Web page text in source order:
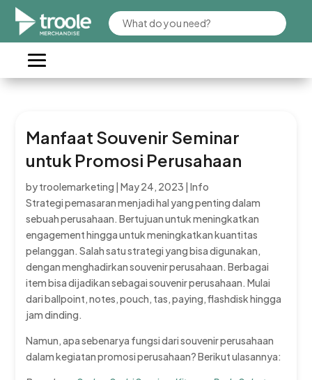
Manfaat Souvenir Seminar
untuk Promosi Perusahaan
bytroolemarketing |May 24, 2023 |Info
Strategi pemasaran menjadi hal yang penting dalam
sebuah perusahaan. Bertujuan untuk meningkatkan
engagement hingga untuk meningkatkan kuantitas
pelanggan. Salah satu strategi yang bisa digunakan,
dengan menghadirkan souvenir perusahaan. Berbagai
item bisa dijadikan sebagai souvenir perusahaan. Mulai
dari ballpoint, notes, pouch, tas, paying, flashdisk hingga
jam dinding.
Namun, apa sebenarya fungsi dari souvenir perusahaan
dalam kegiatan promosi perusahaan? Berikut ulasannya: